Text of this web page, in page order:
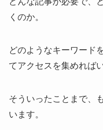
くのか。
どのようなキーワード
てアクセスを集めれば
そういったことまで、
います。